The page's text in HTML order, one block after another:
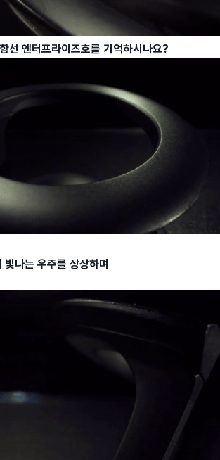
선 엔터프라이즈호를 기억하시나요?
나는 우주를 상상하며